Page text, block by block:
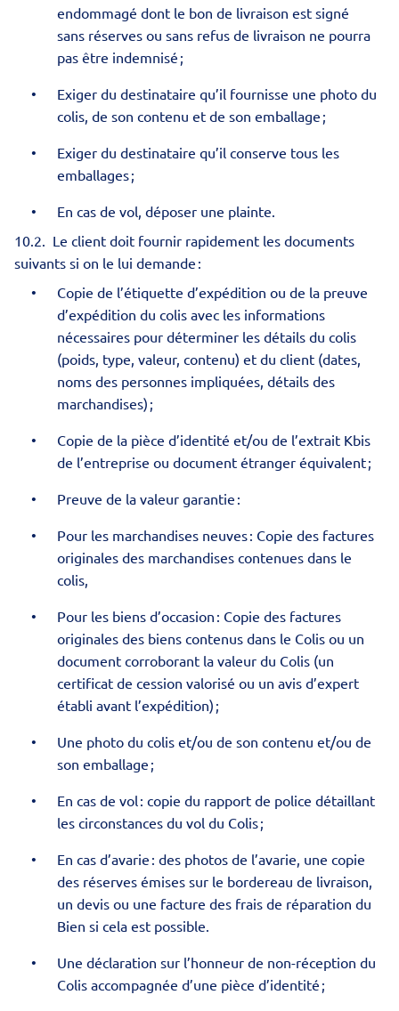
endommagé dont le bon de livraison est signé
sans réserves ou sans refus de livraison ne pourra
pas être indemnisé ;
Exiger du destinataire qu’il fournisse une photo du
colis, de son contenu et de son emballage ;
Exiger du destinataire qu’il conserve tous les
emballages ;
En cas de vol, déposer une plainte.
10.2. Le client doit fournir rapidement les documents
suivants si on le lui demande :
Copie de l’étiquette d’expédition ou de la preuve
d’expédition du colis avec les informations
nécessaires pour déterminer les détails du colis
(poids, type, valeur, contenu) et du client (dates,
noms des personnes impliquées, détails des
marchandises) ;
Copie de la pièce d’identité et/ou de l’extrait Kbis
de l’entreprise ou document étranger équivalent ;
Preuve de la valeur garantie :
Pour les marchandises neuves : Copie des factures
originales des marchandises contenues dans le
colis,
Pour les biens d’occasion : Copie des factures
originales des biens contenus dans le Colis ou un
document corroborant la valeur du Colis (un
certificat de cession valorisé ou un avis d’expert
établi avant l’expédition) ;
Une photo du colis et/ou de son contenu et/ou de
son emballage ;
En cas de vol : copie du rapport de police détaillant
les circonstances du vol du Colis ;
En cas d’avarie : des photos de l’avarie, une copie
des réserves émises sur le bordereau de livraison,
un devis ou une facture des frais de réparation du
Bien si cela est possible.
Une déclaration sur l’honneur de non-réception du
Colis accompagnée d’une pièce d’identité ;